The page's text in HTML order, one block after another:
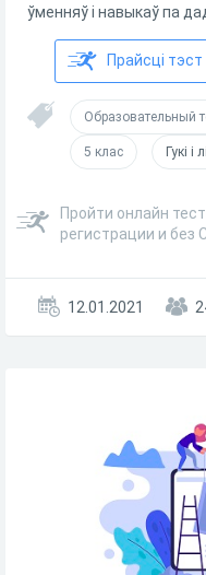
ўменняў і навыкаў па
Прайсці тэст
Образовательный
5 клас Гукі і
Пройти онлайн тест
регистрации и без
12.01.2021